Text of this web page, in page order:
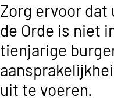
Zorg ervoor
de Orde is niet
tienjarige
uit te voeren.